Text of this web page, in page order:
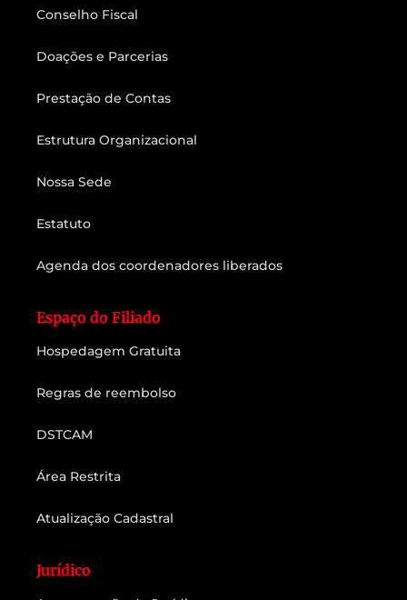
Conselho Fiscal
Doações e Parcerias
Prestação de Contas
Estrutura Organizacional
Nossa Sede
Estatuto
Agenda dos coordenadores liberados
Espaço do Filiado
Hospedagem Gratuita
Regras de reembolso
DSTCAM
Área Restrita
Atualização Cadastral
Jurídico